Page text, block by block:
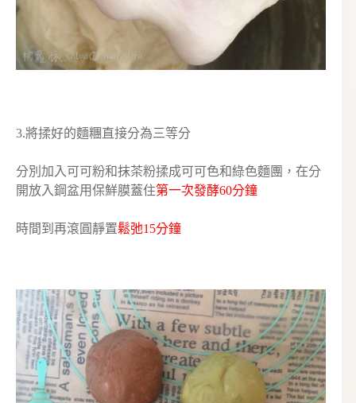
3.將揉好的麵糰直接分為三等分
分別加入可可粉和抹茶粉揉成可可色和綠色麵團，在分
開放入鋼盆用保鮮膜蓋住第一次發酵60分鐘
時間到再滾圓靜置鬆弛15分鐘